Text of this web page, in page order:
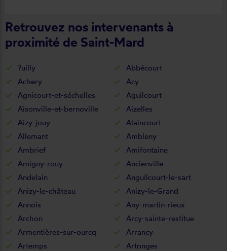
Retrouvez nos intervenants à
proximité de Saint-Mard
?uilly
Abbécourt
Achery
Acy
Agnicourt-et-séchelles
Aguilcourt
Aisonville-et-bernoville
Aizelles
Aizy-jouy
Alaincourt
Allemant
Ambleny
Ambrief
Amifontaine
Amigny-rouy
Ancienville
Andelain
Anguilcourt-le-sart
Anizy-le-château
Anizy-le-Grand
Annois
Any-martin-rieux
Archon
Arcy-sainte-restitue
Armentières-sur-ourcq
Arrancy
Artemps
Artonges